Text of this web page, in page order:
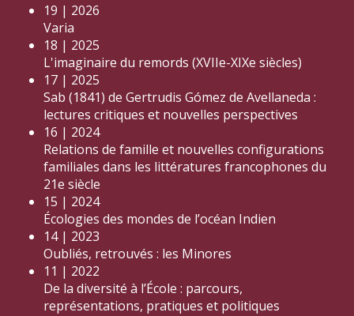
19 | 2026
Varia
18 | 2025
L'imaginaire du remords (XVIIe-XIXe siècles)
17 | 2025
Sab (1841) de Gertrudis Gómez de Avellaneda :
lectures critiques et nouvelles perspectives
16 | 2024
Relations de famille et nouvelles configurations
familiales dans les littératures francophones du
21e siècle
15 | 2024
Écologies des mondes de l’océan Indien
14 | 2023
Oubliés, retrouvés : les Minores
11 | 2022
De la diversité à l’École : parcours,
représentations, pratiques et politiques